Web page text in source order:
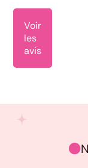
Voir
les
avis
